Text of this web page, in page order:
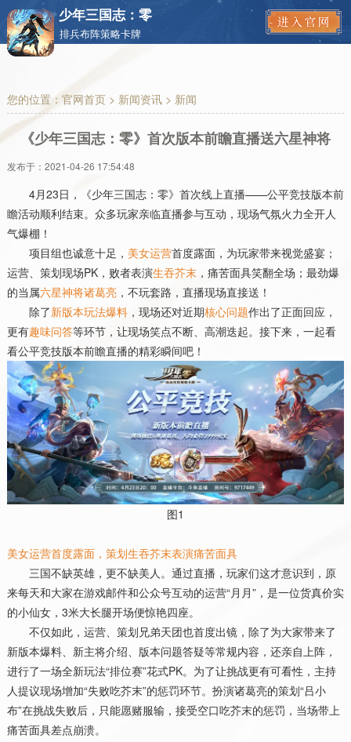
少年三国志：零
排兵布阵策略卡牌
您的位置： 官网首页> 新闻资讯> 新闻
《少年三国志：零》首次版本前瞻直播送六星神将
发布于： 2021-04-26 17:54:48
4月23日，《少年三国志：零》首次线上直播——公平竞技版本前
瞻活动顺利结束。众多玩家亲临直播参与互动，现场气氛火力全开人
气爆棚！
项目组也诚意十足， 美女运营首度露面，为玩家带来视觉盛宴；
运营、策划现场PK，败者表演生吞芥末，痛苦面具笑翻全场；最劲爆
的当属六星神将诸葛亮，不玩套路，直播现场直接送！
除了新版本玩法爆料，现场还对近期核心问题作出了正面回应，
更有趣味问答等环节，让现场笑点不断、高潮迭起。接下来，一起看
看公平竞技版本前瞻直播的精彩瞬间吧！
图1
美女运营首度露面，策划生吞芥末表演痛苦面具
三国不缺英雄，更不缺美人。通过直播，玩家们这才意识到，原
来每天和大家在游戏邮件和公众号互动的运营“月月”，是一位货真价实
的小仙女， 3米大长腿开场便惊艳四座。
不仅如此，运营、策划兄弟天团也首度出镜，除了为大家带来了
新版本爆料、新主将介绍、版本问题答疑等常规内容，还亲自上阵，
进行了一场全新玩法“排位赛”花式PK。为了让挑战更有可看性，主持
人提议现场增加“失败吃芥末”的惩罚环节。扮演诸葛亮的策划“吕小
布”在挑战失败后，只能愿赌服输，接受空口吃芥末的惩罚，当场带上
痛苦面具差点崩溃。